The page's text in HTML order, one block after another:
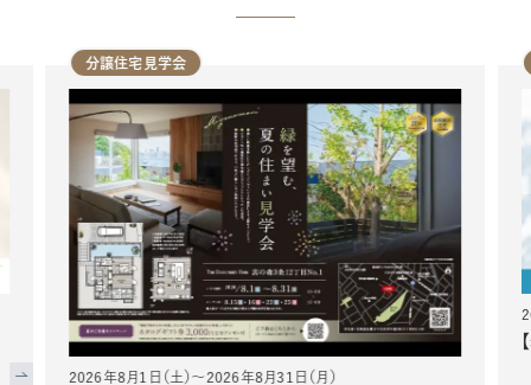
分譲住宅見学会
2026年8月1日（土）～2026年8月31日（月）